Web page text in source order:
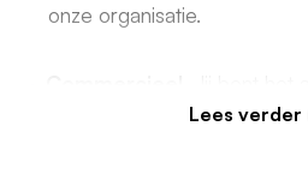
onze organisatie.
klant en weet precies wat
Lees verder